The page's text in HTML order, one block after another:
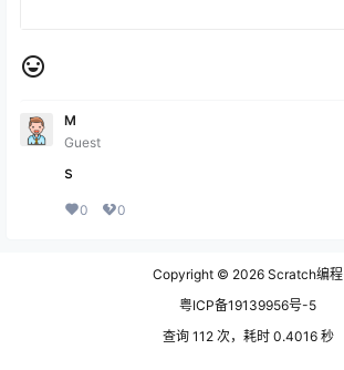
M
Guest
s
0 0
Copyright © 2026 Scratch编程
粤ICP备19139956号-5
查询 112 次，耗时 0.4016 秒